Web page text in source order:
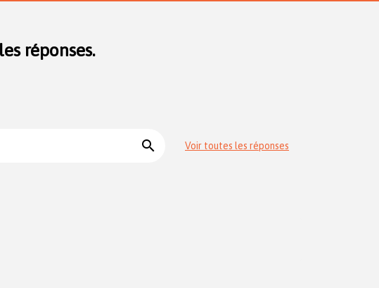
réponses.
search Voir toutes les réponses